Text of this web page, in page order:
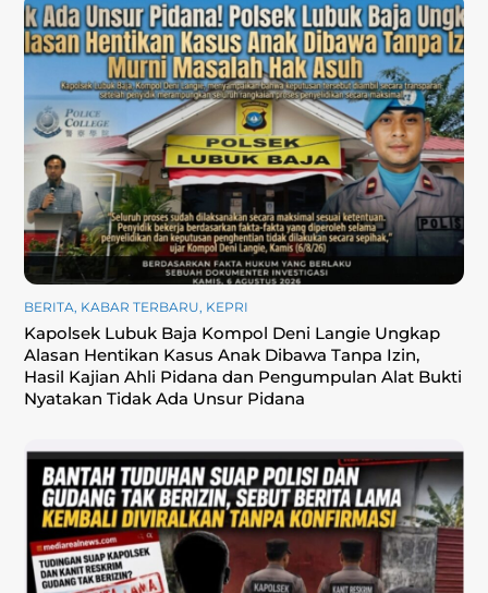
BERITA, KABAR TERBARU, KEPRI
Kapolsek Lubuk Baja Kompol Deni Langie Ungkap
Alasan Hentikan Kasus Anak Dibawa Tanpa Izin,
Hasil Kajian Ahli Pidana dan Pengumpulan Alat Bukti
Nyatakan Tidak Ada Unsur Pidana